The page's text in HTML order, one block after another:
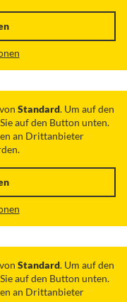
Standard. Um auf den
auf den Button unten.
an Drittanbieter
Standard. Um auf den
auf den Button unten.
an Drittanbieter